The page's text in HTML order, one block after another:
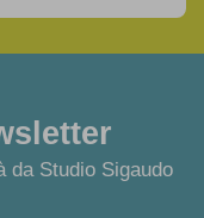
da Studio Sigaudo